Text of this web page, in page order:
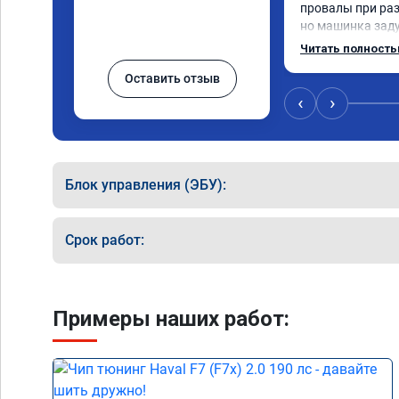
Оставить отзыв
провалы при
но машинка
разогнаться.
пообщавшись с
сделать
времени 1,5
результатом я
а летит прям.
Читать
‹ ›
Блок управления (ЭБУ):
Срок работ:
Примеры наших работ: